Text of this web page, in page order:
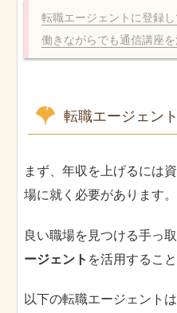
転職エージェントに登録し
働きながらでも通信講座
転職エージェン
まず、年収を上げるには
場に就く必要があります。
良い職場を見つける手っ
ージェント を活用するこ
以下の転職エージェント